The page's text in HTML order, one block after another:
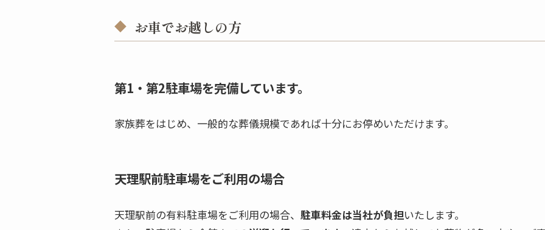
お車でお越しの方
第1・第2駐車場を完備しています。
家族葬をはじめ、一般的な葬儀規模であれば十分にお停めいただけます。
天理駅前駐車場をご利用の場合
天理駅前の有料駐車場をご利用の場合、 駐車料金は当社が負担いたします。